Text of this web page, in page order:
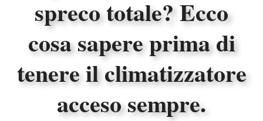
spreco totale? Ecco
cosa sapere prima di
tenere il climatizzatore
acceso sempre.